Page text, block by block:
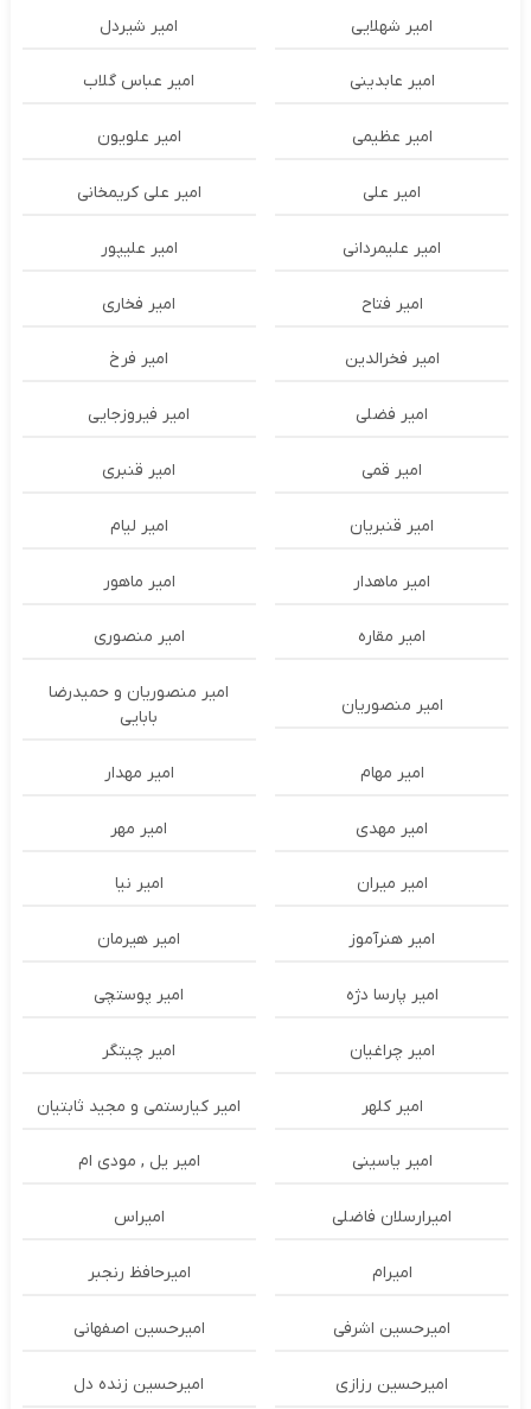
امیر شهلایی امیر شیردل
امیر عابدینی امیر عباس گلاب
امیر عظیمی امیر علویون
امیر علی امیر علی کریمخانی
امیر علیمردانی امیر علیپور
امیر فتاح امیر فخاری
امیر فخرالدین امیر فرخ
امیر فضلی امیر فیروزجایی
امیر قمی امیر قنبری
امیر قنبریان امیر لیام
امیر ماهدار امیر ماهور
امیر مقاره امیر منصوری
امیر منصوریان
امیر منصوریان و حمیدرضا
بابایی
امیر مهام امیر مهدار
امیر مهدی امیر مهر
امیر میران امیر نیا
امیر هنرآموز امیر هیرمان
امیر پارسا دژه امیر پوستچی
امیر چراغیان امیر چیتگر
امیر کلهر امیر کیارستمی و مجید ثابتیان
امیر یاسینی امیر یل , مودی ام
امیرارسلان فاضلی امیراس
امیرام امیرحافظ رنجبر
امیرحسین اشرفی امیرحسین اصفهانی
امیرحسین رزازی امیرحسین زنده دل